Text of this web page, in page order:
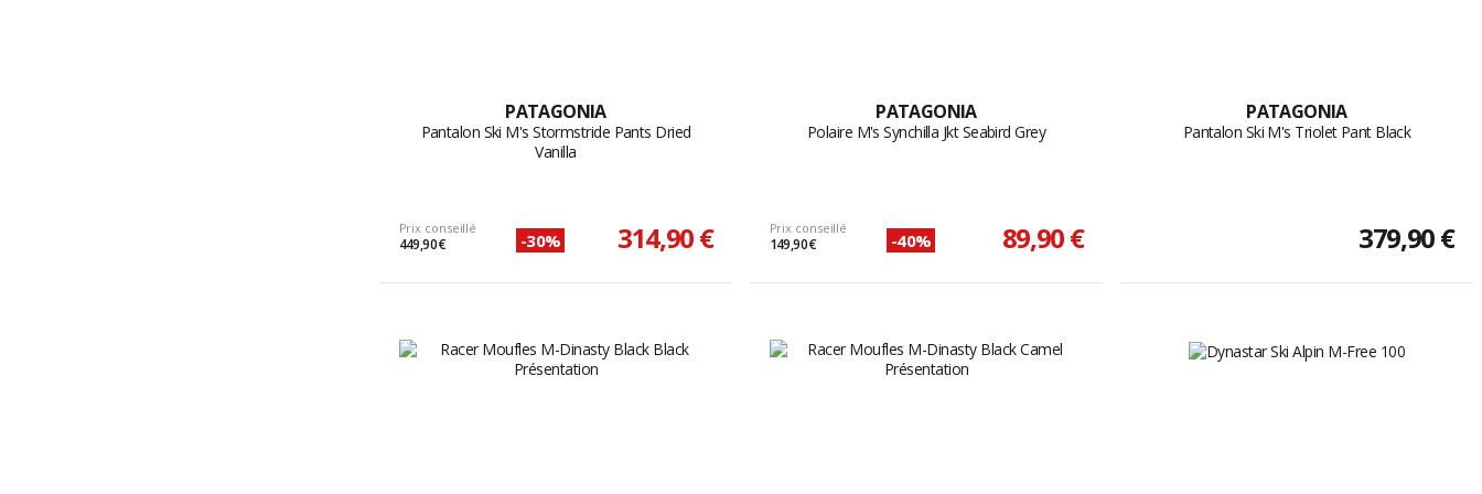
PATAGONIA
Pantalon Ski M's Stormstride Pants Dried
Vanilla
Prix conseillé
449,90 € -30% 314,90 €
PATAGONIA
Polaire M's Synchilla Jkt Seabird Grey
Prix conseillé
149,90 € -40% 89,90 €
PATAGONIA
Pantalon Ski M's Triolet Pant Black
379,90 €